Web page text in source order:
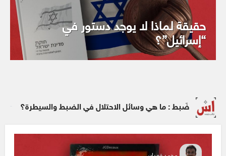
حقيقة لماذا لا يوجد دستور في
“إسرائيل”؟
ضَبط : ما هي وسائل الاحتلال في الضبط والسيطرة؟